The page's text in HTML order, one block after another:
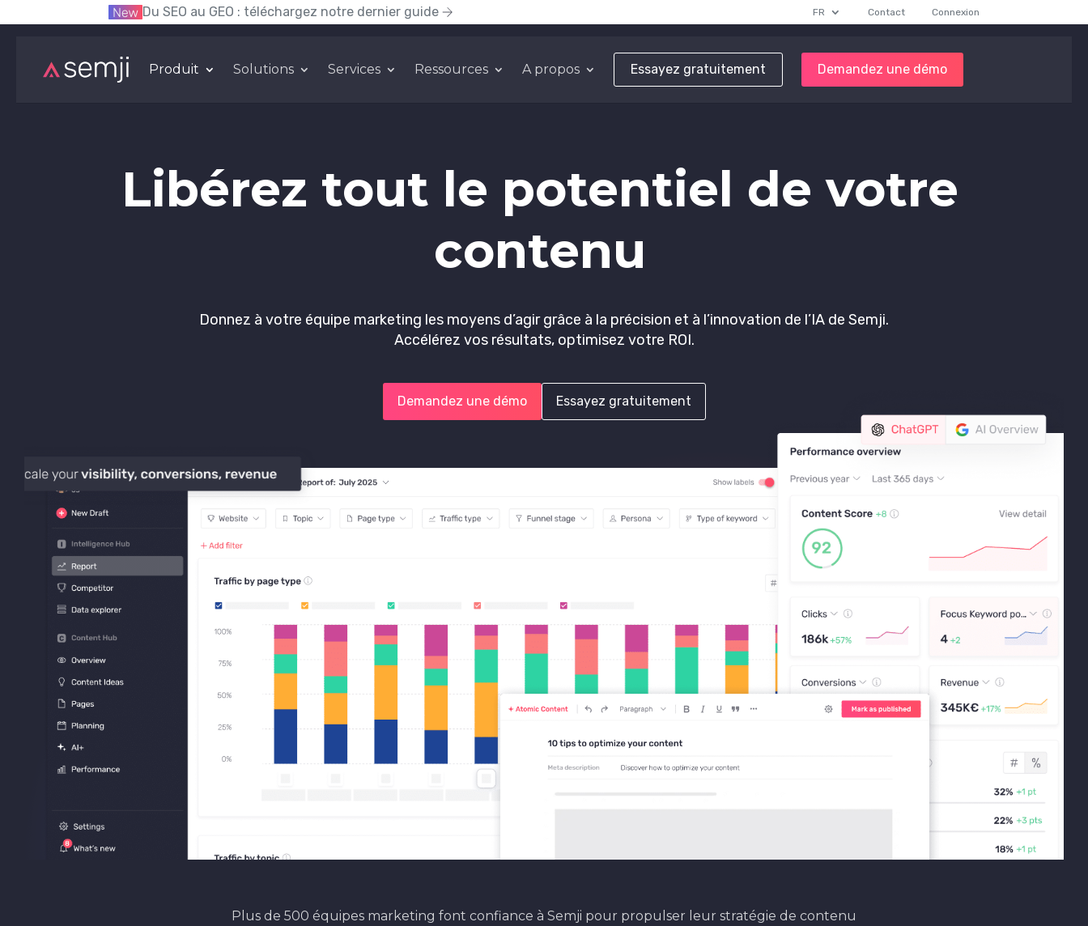
Du SEO au GEO : téléchargez notre dernier guide FR Contact Connexion
Produit Solutions Services Ressources A propos Essayez gratuitement Demandez une démo
Libérez tout le potentiel de votre
contenu
Donnez à votre équipe marketing les moyens d’agir grâce à la précision et à l’innovation de l’IA de Semji.
Accélérez vos résultats, optimisez votre ROI.
Demandez une démo Essayez gratuitement
Plus de 500 équipes marketing font confiance à Semji pour propulser leur stratégie de contenu